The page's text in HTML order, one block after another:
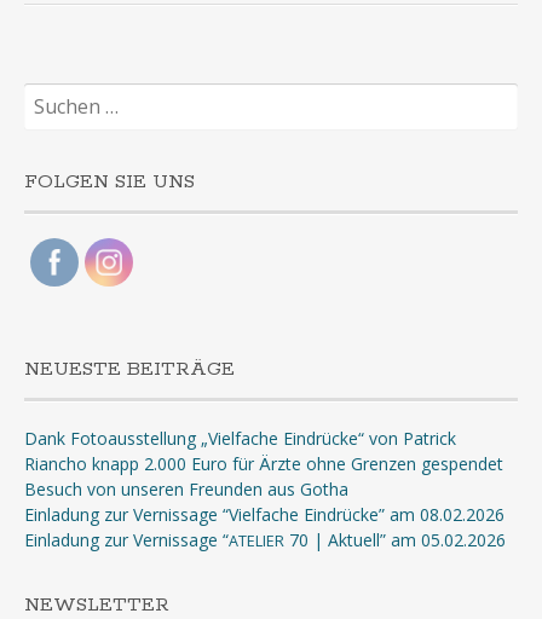
Suchen
nach:
FOLGEN SIE UNS
NEUESTE BEITRÄGE
Dank Fotoausstellung „Vielfache Eindrücke“ von Patrick
Riancho knapp 2.000 Euro für Ärzte ohne Grenzen gespendet
Besuch von unseren Freunden aus Gotha
Einladung zur Vernissage “Vielfache Eindrücke” am 08.02.2026
Einladung zur Vernissage “ATELIER 70 | Aktuell” am 05.02.2026
NEWSLETTER